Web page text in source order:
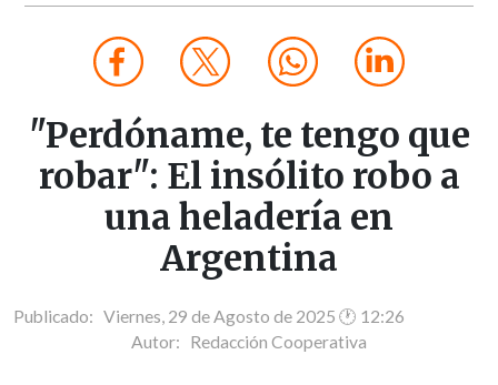
"Perdóname, te tengo que
robar": El insólito robo a
una heladería en
Argentina
Publicado: Viernes, 29 de Agosto de 2025 🕐 12:26
Autor: Redacción Cooperativa